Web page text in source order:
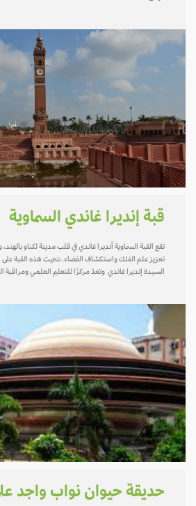
قبة إنديرا غاندي السماوية
تقع القبة السماوية أنديرا غاندي في قلب مدينة لكناو
تعزيز علم الفلك واستكشاف الفضاء. سُمّيت هذه القبة على اسم
السيدة إنديرا غاندي وتعدّ مركزًا للتعليم العلمي ومراقبة
حديقة حيوان نواب واجد